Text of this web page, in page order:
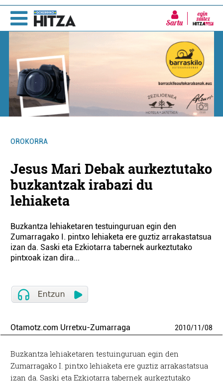
Sartu
OROKORRA
Jesus Mari Debak aurkeztutako
buzkantzak irabazi du
lehiaketa
Buzkantza lehiaketaren testuinguruan egin den
Zumarragako I. pintxo lehiaketa ere guztiz arrakastatsua
izan da. Saski eta Ezkiotarra tabernek aurkeztutako
pintxoak izan dira...
Otamotz.com Urretxu-Zumarraga 2010/11/08
Buzkantza lehiaketaren testuinguruan egin den
Zumarragako I. pintxo lehiaketa ere guztiz arrakastatsua
izan da. Saski eta Ezkiotarra tabernek aurkeztutako